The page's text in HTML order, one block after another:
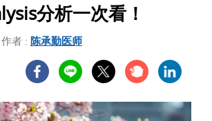
分析一次看！
作者 : 陈承勤医师